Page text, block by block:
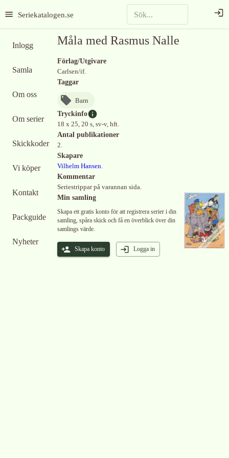
Seriekatalogen.se
Inlogg
Samla
Om oss
Om serier
Skickkoder
Vi köper
Kontakt
Packguide
Nyheter
Måla med Rasmus Nalle
Förlag/Utgivare
Carlsen/if.
Taggar
Barn
Tryckinfo
18 x 25, 20 s, sv-v, hft.
Antal publikationer
2.
Skapare
Vilhelm Hansen.
Kommentar
Seriestrippar på varannan sida.
Min samling
Skapa ett gratis konto för att registrera serier i din
samling, spåra skick och få en överblick över din
samlings värde.
Skapa konto Logga in